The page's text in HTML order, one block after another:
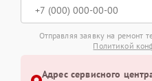
Отправляя заявку на ремонт
Политикой
Адрес сервисного